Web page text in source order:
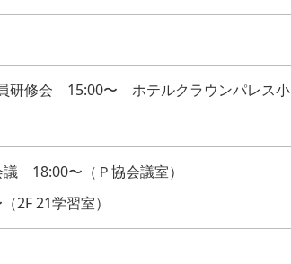
研修会 15:00〜 ホテルクラウンパレス小
18:00〜（Ｐ協会議室）
2F 21学習室）